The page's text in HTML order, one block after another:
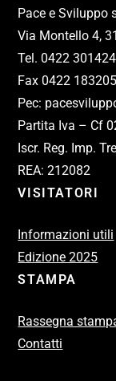
Pace e Sviluppo
Via Montello 4,
Tel. 0422 301424
Fax 0422
Pec:
Partita Iva – Cf
Iscr. Reg. Imp.
REA: 212082
VISITATORI
Informazioni utili
Edizione 2025
STAMPA
Rassegna
Contatti